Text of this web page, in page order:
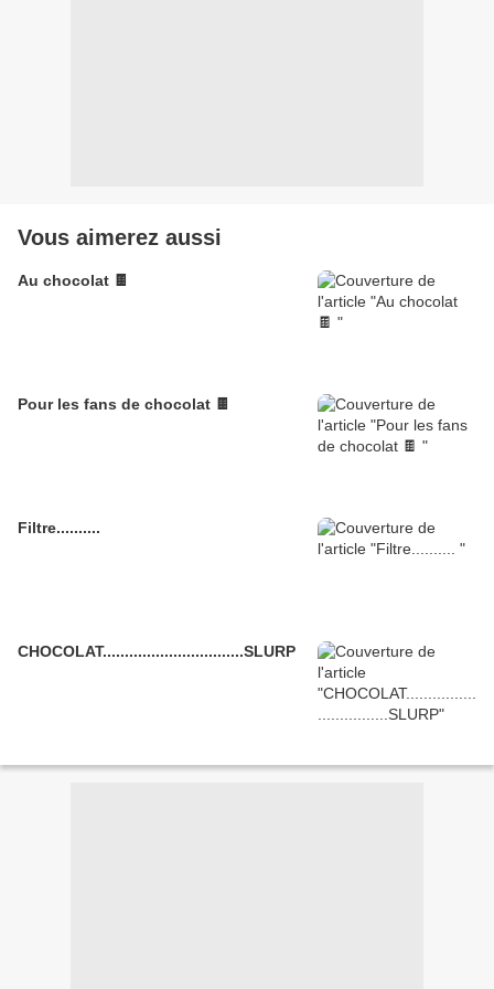
Vous aimerez aussi
Au chocolat 🍫
Pour les fans de chocolat 🍫
Filtre..........
CHOCOLAT................................SLURP